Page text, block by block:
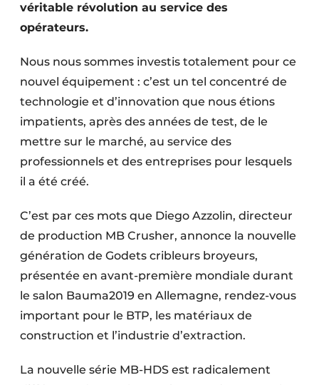
Façades
Géotextiles
Infrastructures souterraines et égouttage
Protection solaire
Rénovation
Sécurité incendie
Software
Techniques ferroviaires
Travaux ferroviaires
véritable révolution au service des
opérateurs.
Nous nous sommes investis totalement pour ce
nouvel équipement : c’est un tel concentré de
technologie et d’innovation que nous étions
impatients, après des années de test, de le
mettre sur le marché, au service des
professionnels et des entreprises pour lesquels
il a été créé.
C’est par ces mots que Diego Azzolin, directeur
de production MB Crusher, annonce la nouvelle
génération de Godets cribleurs broyeurs,
présentée en avant-première mondiale durant
le salon Bauma2019 en Allemagne, rendez-vous
important pour le BTP, les matériaux de
construction et l’industrie d’extraction.
La nouvelle série MB-HDS est radicalement